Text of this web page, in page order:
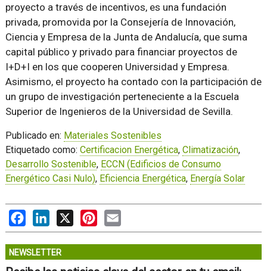
proyecto a través de incentivos, es una fundación
privada, promovida por la Consejería de Innovación,
Ciencia y Empresa de la Junta de Andalucía, que suma
capital público y privado para financiar proyectos de
I+D+I en los que cooperen Universidad y Empresa.
Asimismo, el proyecto ha contado con la participación de
un grupo de investigación perteneciente a la Escuela
Superior de Ingenieros de la Universidad de Sevilla.
Publicado en: Materiales Sostenibles
Etiquetado como: Certificacion Energética, Climatización,
Desarrollo Sostenible, ECCN (Edificios de Consumo
Energético Casi Nulo), Eficiencia Energética, Energía Solar
FacebookLinkedIn
X PinterestEmail
NEWSLETTER